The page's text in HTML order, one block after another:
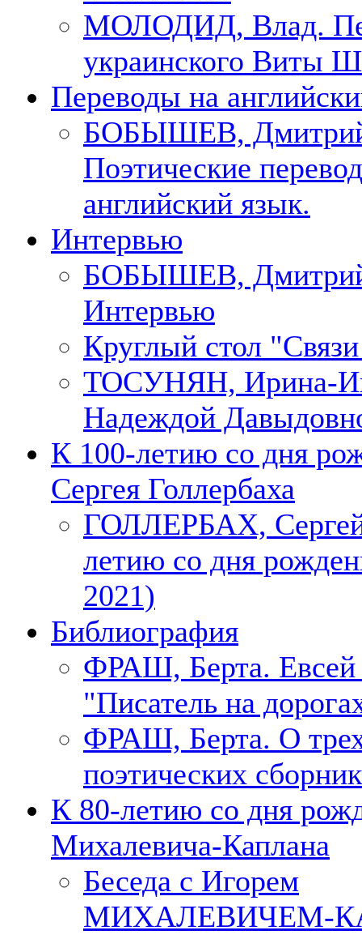
МОЛОДИД, Влад.
украинского Виты
Переводы на
БОБЫШЕВ,
Поэтические
английский язык.
Интервью
БОБЫШЕВ,
Интервью
Круглый стол
ТОСУНЯН, Ирина-
Надеждой
К 100-летию со дня
Сергея Голлербаха
ГОЛЛЕРБАХ,
летию со дня
2021)
Библиография
ФРАШ, Берта.
"Писатель на
ФРАШ, Берта. О
поэтических
К 80-летию со дня
Михалевича-Каплана
Беседа с Игорем
МИХАЛЕВИЧЕМ-